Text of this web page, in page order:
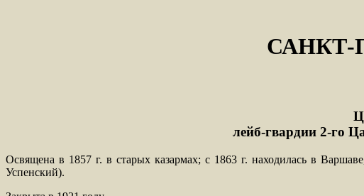
САНКТ-
лейб-гвардии 2-го
Освящена в 1857 г. в старых казармах; с 1863 г. находилась в
Успенский).